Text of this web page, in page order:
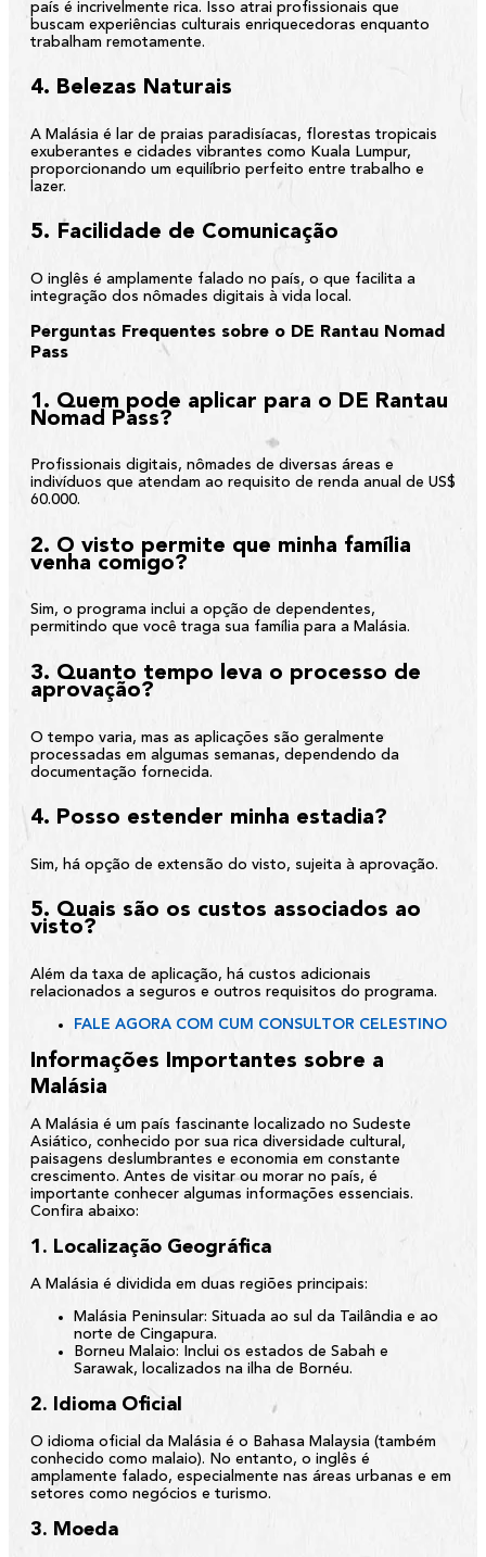
país é incrivelmente rica. Isso atrai profissionais que
buscam experiências culturais enriquecedoras enquanto
trabalham remotamente.
4. Belezas Naturais
A Malásia é lar de praias paradisíacas, florestas tropicais
exuberantes e cidades vibrantes como Kuala Lumpur,
proporcionando um equilíbrio perfeito entre trabalho e
lazer.
5. Facilidade de Comunicação
O inglês é amplamente falado no país, o que facilita a
integração dos nômades digitais à vida local.
Perguntas Frequentes sobre o DE Rantau Nomad
Pass
1. Quem pode aplicar para o DE Rantau
Nomad Pass?
Profissionais digitais, nômades de diversas áreas e
indivíduos que atendam ao requisito de renda anual de US$
60.000.
2. O visto permite que minha família
venha comigo?
Sim, o programa inclui a opção de dependentes,
permitindo que você traga sua família para a Malásia.
3. Quanto tempo leva o processo de
aprovação?
O tempo varia, mas as aplicações são geralmente
processadas em algumas semanas, dependendo da
documentação fornecida.
4. Posso estender minha estadia?
Sim, há opção de extensão do visto, sujeita à aprovação.
5. Quais são os custos associados ao
visto?
Além da taxa de aplicação, há custos adicionais
relacionados a seguros e outros requisitos do programa.
FALE AGORA COM CUM CONSULTOR CELESTINO
Informações Importantes sobre a
Malásia
A Malásia é um país fascinante localizado no Sudeste
Asiático, conhecido por sua rica diversidade cultural,
paisagens deslumbrantes e economia em constante
crescimento. Antes de visitar ou morar no país, é
importante conhecer algumas informações essenciais.
Confira abaixo:
1. Localização Geográfica
A Malásia é dividida em duas regiões principais:
Malásia Peninsular: Situada ao sul da Tailândia e ao
norte de Cingapura.
Borneu Malaio: Inclui os estados de Sabah e
Sarawak, localizados na ilha de Bornéu.
2. Idioma Oficial
O idioma oficial da Malásia é o Bahasa Malaysia (também
conhecido como malaio). No entanto, o inglês é
amplamente falado, especialmente nas áreas urbanas e em
setores como negócios e turismo.
3. Moeda